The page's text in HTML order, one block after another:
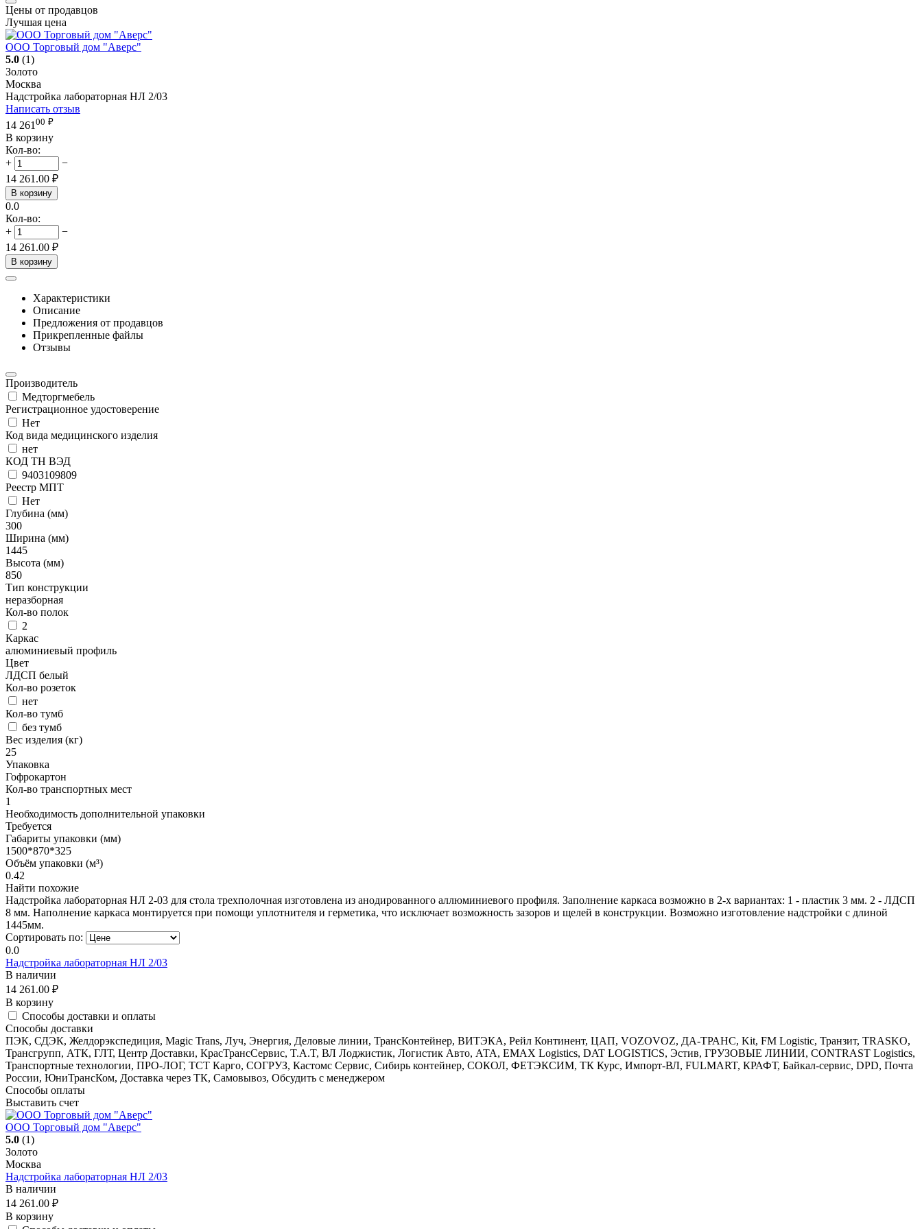
Цены от продавцов
Лучшая цена
ООО Торговый дом "Аверс"
5.0 (1)
Золото
Москва
Надстройка лабораторная НЛ 2/03
Написать отзыв
14 261 00 ₽
В корзину
Кол-во:
+
−
14 261.00 ₽
В корзину
0.0
Кол-во:
+
−
14 261.00 ₽
В корзину
Характеристики
Описание
Предложения от продавцов
Прикрепленные файлы
Отзывы
Производитель
Медторгмебель
Регистрационное удостоверение
Нет
Код вида медицинского изделия
нет
КОД ТН ВЭД
9403109809
Реестр МПТ
Нет
Глубина (мм)
300
Ширина (мм)
1445
Высота (мм)
850
Тип конструкции
неразборная
Кол-во полок
2
Каркас
алюминиевый профиль
Цвет
ЛДСП белый
Кол-во розеток
нет
Кол-во тумб
без тумб
Вес изделия (кг)
25
Упаковка
Гофрокартон
Кол-во транспортных мест
1
Необходимость дополнительной упаковки
Требуется
Габариты упаковки (мм)
1500*870*325
Объём упаковки (м³)
0.42
Найти похожие
Надстройка лабораторная НЛ 2-03 для стола трехполочная изготовлена из анодированного аллюминиевого профиля. Заполнение каркаса возможно в 2-х вариантах: 1 - пластик 3 мм. 2 - ЛДСП
8 мм. Наполнение каркаса монтируется при помощи уплотнителя и герметика, что исключает возможность зазоров и щелей в конструкции. Возможно изготовление надстройки с длиной
1445мм.
Сортировать по:
0.0
Надстройка лабораторная НЛ 2/03
В наличии
14 261.00 ₽
В корзину
Способы доставки и оплаты
Способы доставки
ПЭК, СДЭК, Желдорэкспедиция, Magic Trans, Луч, Энергия, Деловые линии, ТрансКонтейнер, ВИТЭКА, Рейл Континент, ЦАП, VOZOVOZ, ДА-ТРАНС, Kit, FM Logistic, Транзит, TRASKO,
Трансгрупп, АТК, ГЛТ, Центр Доставки, КрасТрансСервис, T.A.T, ВЛ Лоджистик, Логистик Авто, АТА, EMAX Logistics, DAT LOGISTICS, Эстив, ГРУЗОВЫЕ ЛИНИИ, CONTRAST Logistics,
Транспортные технологии, ПРО-ЛОГ, ТСТ Карго, СОГРУЗ, Кастомс Сервис, Сибирь контейнер, СОКОЛ, ФЕТЭКСИМ, ТК Курс, Импорт-ВЛ, FULMART, КРАФТ, Байкал-сервис, DPD, Почта
России, ЮниТрансКом, Доставка через ТК, Самовывоз, Обсудить с менеджером
Способы оплаты
Выставить счет
ООО Торговый дом "Аверс"
5.0 (1)
Золото
Москва
Надстройка лабораторная НЛ 2/03
В наличии
14 261.00 ₽
В корзину